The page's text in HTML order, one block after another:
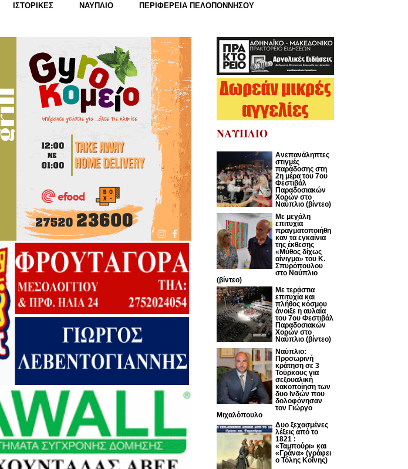
ΙΣΤΟΡΙΚΕΣ ΝΑΥΠΛΙΟ ΠΕΡΙΦΕΡΕΙΑ ΠΕΛΟΠΟΝΝΗΣΟΥ
ΝΑΥΠΛΙΟ
Ανεπανάληπτες
στιγμές
παράδοσης στη
2η μέρα του 7ου
Φεστιβάλ
Παραδοσιακών
Χορών στο
Ναύπλιο (βίντεο)
Με μεγάλη
επιτυχία
πραγματοποιήθη
καν τα εγκαίνια
της έκθεσης
«Μύθος δίχως
αίνιγμα» του Κ.
Σπυρόπουλου
στο Ναύπλιο
(βίντεο)
Με τεράστια
επιτυχία και
πλήθος κόσμου
άνοιξε η αυλαία
του 7ου Φεστιβάλ
Παραδοσιακών
Χορών στο
Ναύπλιο (βίντεο)
Ναύπλιο:
Προσωρινή
κράτηση σε 3
Τούρκους για
σεξουαλική
κακοποίηση των
δυο Ινδών που
δολοφόνησαν
τον Γιώργο
Μιχαλόπουλο
Δυο ξεχασμένες
λέξεις από το
1821 :
«Ταμπούρι» και
«Γράνα» (γράφει
ο Τόλης Κοΐνης)